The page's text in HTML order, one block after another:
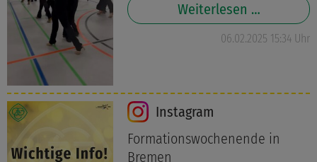
Weiterlesen …
06.02.2025 15:34 Uhr
Instagram
Formationswochenende in
Bremen